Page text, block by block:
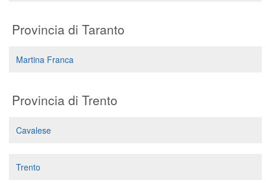
Provincia di Taranto
Martina Franca
Provincia di Trento
Cavalese
Trento